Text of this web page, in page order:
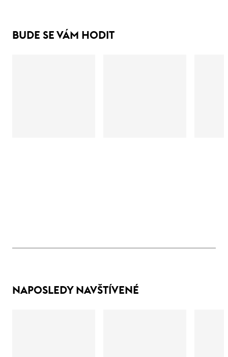
BUDE SE VÁM HODIT
NAPOSLEDY NAVŠTÍVENÉ